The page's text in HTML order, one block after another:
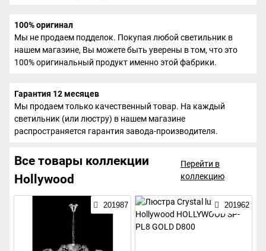
100% оригинал
Мы не продаем подделок. Покупая любой светильник в
нашем магазине, Вы можете быть уверены в том, что это
100% оригинальный продукт именно этой фабрики.
Гарантия 12 месяцев
Мы продаем только качественный товар. На каждый
светильник (или люстру) в нашем магазине
распространяется гарантия завода-производителя.
Все товары коллекции
Hollywood
Перейти в
коллекцию
201987 201962